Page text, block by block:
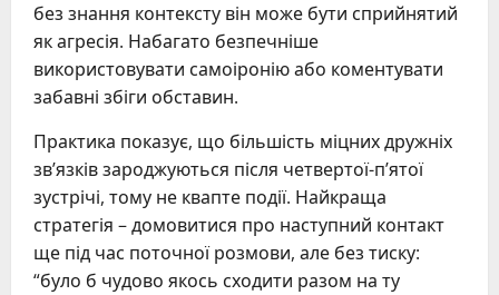
без знання контексту він може бути сприйнятий
як агресія. Набагато безпечніше
використовувати самоіронію або коментувати
забавні збіги обставин.
Практика показує, що більшість міцних дружніх
зв’язків зароджуються після четвертої-п’ятої
зустрічі, тому не квапте події. Найкраща
стратегія – домовитися про наступний контакт
ще під час поточної розмови, але без тиску:
“було б чудово якось сходити разом на ту